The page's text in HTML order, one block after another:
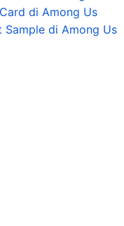
di Among Us
Sample di Among Us